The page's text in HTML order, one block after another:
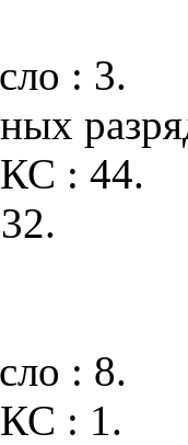
: 3.
: 44.
: 8.
: 1.